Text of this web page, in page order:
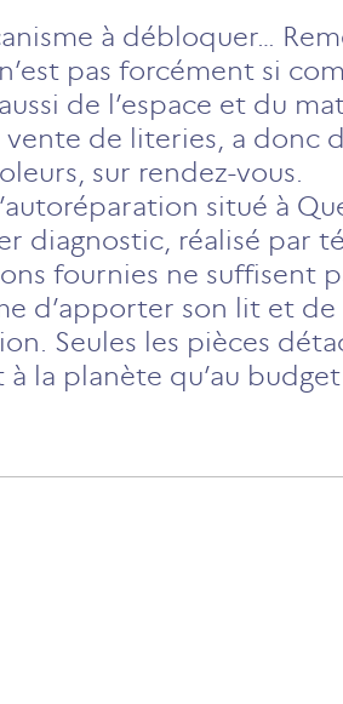
à débloquer…
pas forcément si
de l’espace et du
de literies, a donc
sur rendez-vous.
situé à
diagnostic, réalisé par
fournies ne suffisent
d’apporter son lit et de
Seules les pièces
la planète qu’au budget